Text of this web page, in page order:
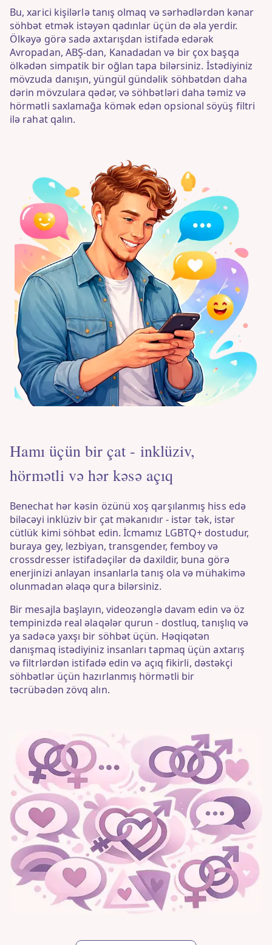
Bu, xarici kişilərlə tanış olmaq və sərhədlərdən kənar
söhbət etmək istəyən qadınlar üçün də əla yerdir.
Ölkəyə görə sadə axtarışdan istifadə edərək
Avropadan, ABŞ-dan, Kanadadan və bir çox başqa
ölkədən simpatik bir oğlan tapa bilərsiniz. İstədiyiniz
mövzuda danışın, yüngül gündəlik söhbətdən daha
dərin mövzulara qədər, və söhbətləri daha təmiz və
hörmətli saxlamağa kömək edən opsional söyüş filtri
ilə rahat qalın.
Hamı üçün bir çat - inklüziv,
hörmətli və hər kəsə açıq
Benechat hər kəsin özünü xoş qarşılanmış hiss edə
biləcəyi inklüziv bir çat məkanıdır - istər tək, istər
cütlük kimi söhbət edin. İcmamız LGBTQ+ dostudur,
buraya gey, lezbiyan, transgender, femboy və
crossdresser istifadəçilər də daxildir, buna görə
enerjinizi anlayan insanlarla tanış ola və mühakimə
olunmadan əlaqə qura bilərsiniz.
Bir mesajla başlayın, videozənglə davam edin və öz
tempinizdə real əlaqələr qurun - dostluq, tanışlıq və
ya sadəcə yaxşı bir söhbət üçün. Həqiqətən
danışmaq istədiyiniz insanları tapmaq üçün axtarış
və filtrlərdən istifadə edin və açıq fikirli, dəstəkçi
söhbətlər üçün hazırlanmış hörmətli bir
təcrübədən zövq alın.